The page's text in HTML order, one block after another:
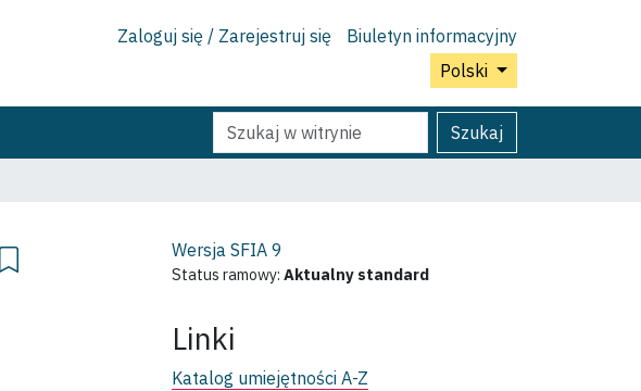
Zaloguj się / Zarejestruj się
Biuletyn informacyjny
Polski
Szukaj Szukaj
Wyszukiwanie
Zaawansowane...
Wersja SFIA 9
Status ramowy: Aktualny standard
Linki
Katalog umiejętności A-Z